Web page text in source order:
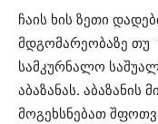
ჩაის ხის ზეთი
მდგომარეობაზე თუ
სამკურნალო
აბაზანას. აბაზანის
მოგეხსნებათ